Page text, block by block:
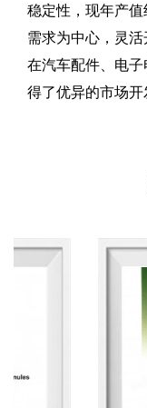
稳定性，现年产
需求为中心，灵
在汽车配件、电
得了优异的市场开